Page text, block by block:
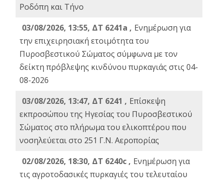
Ροδόπη και Τήνο
03/08/2026, 13:55, ΔΤ 6241a , Ενημέρωση για
την επιχειρησιακή ετοιμότητα του
Πυροσβεστικού Σώματος σύμφωνα με τον
δείκτη πρόβλεψης κινδύνου πυρκαγιάς στις 04-
08-2026
03/08/2026, 13:47, ΔΤ 6241 , Επίσκεψη
εκπροσώπου της Ηγεσίας του Πυροσβεστικού
Σώματος στο πλήρωμα του ελικοπτέρου που
νοσηλεύεται στο 251 Γ.Ν. Αεροπορίας
02/08/2026, 18:30, ΔΤ 6240c , Ενημέρωση για
τις αγροτοδασικές πυρκαγιές του τελευταίου